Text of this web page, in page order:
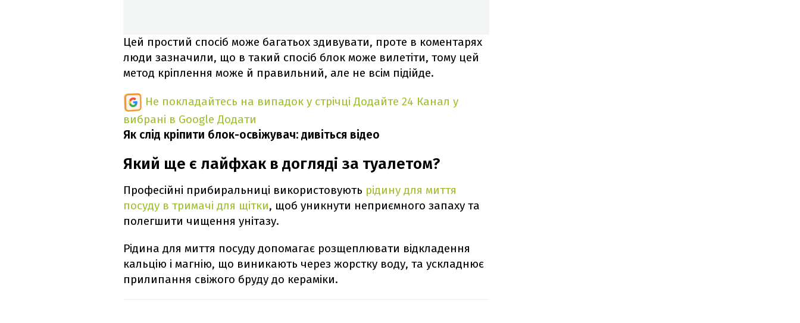
Цей простий спосіб може багатьох здивувати, проте в коментарях
люди зазначили, що в такий спосіб блок може вилетіти, тому цей
метод кріплення може й правильний, але не всім підійде.
Не покладайтесь на випадок у стрічці Додайте 24 Канал у
вибрані в Google Додати
Як слід кріпити блок-освіжувач: дивіться відео
Який ще є лайфхак в догляді за туалетом?
Професійні прибиральниці використовують рідину для миття
посуду в тримачі для щітки, щоб уникнути неприємного запаху та
полегшити чищення унітазу.
Рідина для миття посуду допомагає розщеплювати відкладення
кальцію і магнію, що виникають через жорстку воду, та ускладнює
прилипання свіжого бруду до кераміки.